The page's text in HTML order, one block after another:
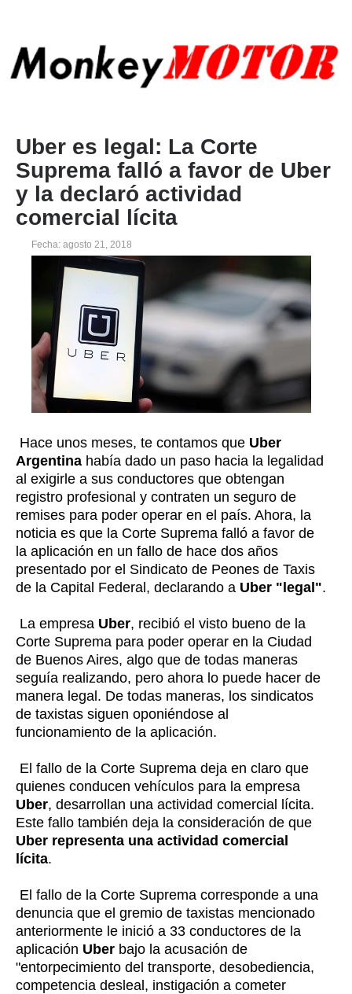
Uber es legal: La Corte
Suprema falló a favor de Uber
y la declaró actividad
comercial lícita
Fecha: agosto 21, 2018
Hace unos meses, te contamos que Uber
Argentina había dado un paso hacia la legalidad
al exigirle a sus conductores que obtengan
registro profesional y contraten un seguro de
remises para poder operar en el país. Ahora, la
noticia es que la Corte Suprema falló a favor de
la aplicación en un fallo de hace dos años
presentado por el Sindicato de Peones de Taxis
de la Capital Federal, declarando a Uber "legal".
La empresa Uber, recibió el visto bueno de la
Corte Suprema para poder operar en la Ciudad
de Buenos Aires, algo que de todas maneras
seguía realizando, pero ahora lo puede hacer de
manera legal. De todas maneras, los sindicatos
de taxistas siguen oponiéndose al
funcionamiento de la aplicación.
El fallo de la Corte Suprema deja en claro que
quienes conducen vehículos para la empresa
Uber, desarrollan una actividad comercial lícita.
Este fallo también deja la consideración de que
Uber representa una actividad comercial
lícita.
El fallo de la Corte Suprema corresponde a una
denuncia que el gremio de taxistas mencionado
anteriormente le inició a 33 conductores de la
aplicación Uber bajo la acusación de
"entorpecimiento del transporte, desobediencia,
competencia desleal, instigación a cometer